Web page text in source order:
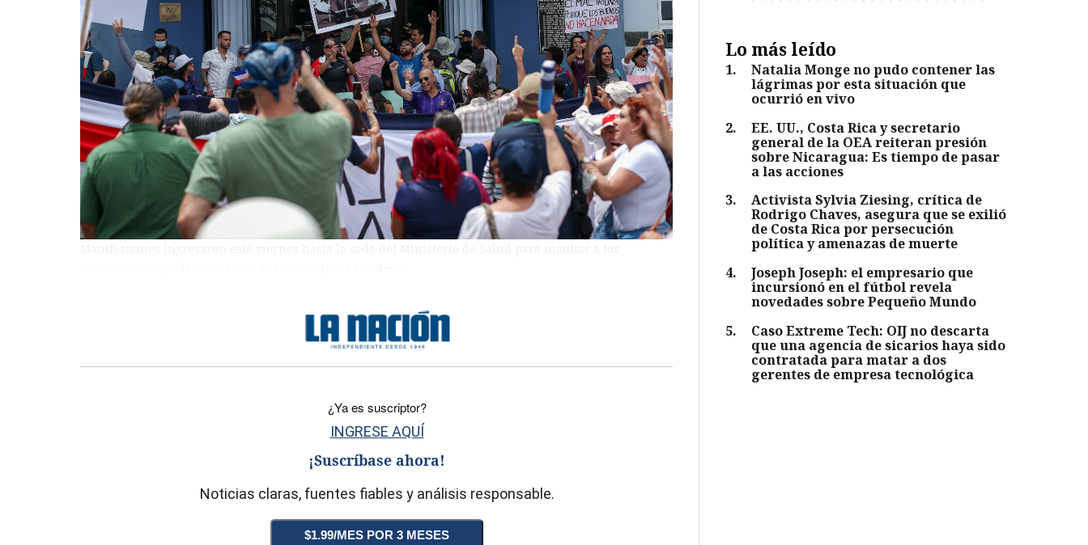
Lo más leído
1.
Natalia Monge no pudo contener las
lágrimas por esta situación que
ocurrió en vivo
2.
EE. UU., Costa Rica y secretario
general de la OEA reiteran presión
sobre Nicaragua: Es tiempo de pasar
a las acciones
3.
Activista Sylvia Ziesing, crítica de
Rodrigo Chaves, asegura que se exilió
de Costa Rica por persecución
política y amenazas de muerte
4.
Joseph Joseph: el empresario que
incursionó en el fútbol revela
novedades sobre Pequeño Mundo
5.
Caso Extreme Tech: OIJ no descarta
que una agencia de sicarios haya sido
contratada para matar a dos
gerentes de empresa tecnológica